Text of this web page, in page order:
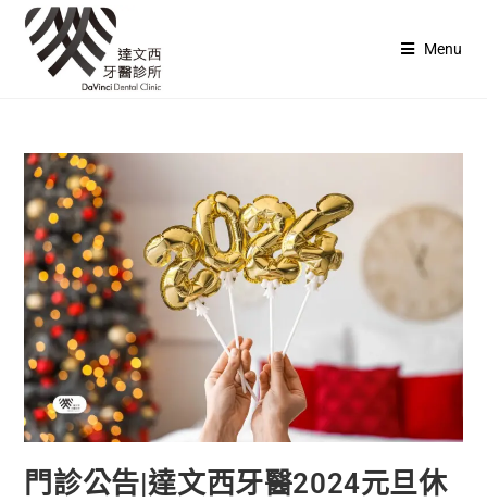
Menu
門診公告|達文西牙醫2024元旦休